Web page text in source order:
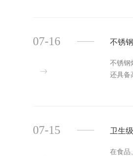
不锈
不锈钢
还具备
07-16
卫生
在食品
07-15